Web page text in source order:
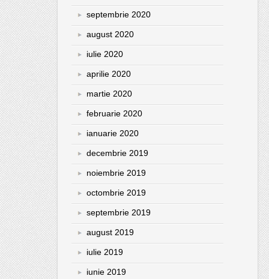
septembrie 2020
august 2020
iulie 2020
aprilie 2020
martie 2020
februarie 2020
ianuarie 2020
decembrie 2019
noiembrie 2019
octombrie 2019
septembrie 2019
august 2019
iulie 2019
iunie 2019